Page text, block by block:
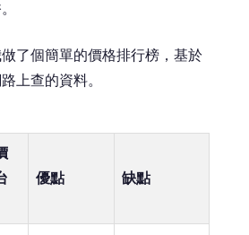
了個簡單的價格排行榜，基於
上查的資料。
優點 缺點